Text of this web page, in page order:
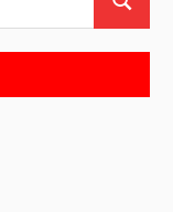
Поиск